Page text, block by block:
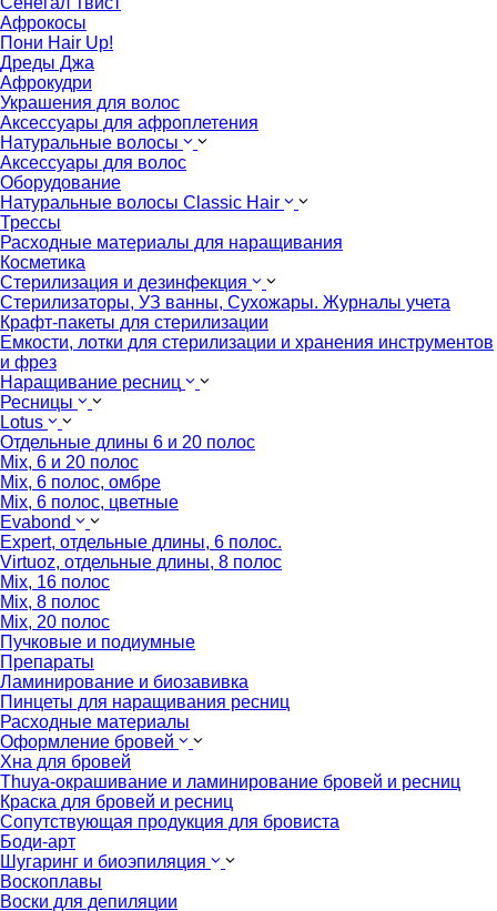
Афрокосы
Пони Hair Up!
Дреды Джа
Афрокудри
Украшения для волос
Аксессуары для афроплетения
Натуральные волосы
Аксессуары для волос
Оборудование
Натуральные волосы Classic Hair
Трессы
Расходные материалы для наращивания
Косметика
Стерилизация и дезинфекция
Стерилизаторы, УЗ ванны, Сухожары. Журналы учета
Крафт-пакеты для стерилизации
Емкости, лотки для стерилизации и хранения инструментов
и фрез
Наращивание ресниц
Ресницы
Lotus
Отдельные длины 6 и 20 полос
Mix, 6 и 20 полос
Mix, 6 полос, омбре
Mix, 6 полос, цветные
Evabond
Expert, отдельные длины, 6 полос.
Virtuoz, отдельные длины, 8 полос
Mix, 16 полос
Mix, 8 полос
Mix, 20 полос
Пучковые и подиумные
Препараты
Ламинирование и биозавивка
Пинцеты для наращивания ресниц
Расходные материалы
Оформление бровей
Хна для бровей
Thuya-окрашивание и ламинирование бровей и ресниц
Краска для бровей и ресниц
Сопутствующая продукция для бровиста
Боди-арт
Шугаринг и биоэпиляция
Воскоплавы
Воски для депиляции